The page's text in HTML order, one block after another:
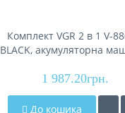
Комплект VGR 2 в 1 V-
BLACK, акумуляторна
триммер
1 987.20грн.
До кошика